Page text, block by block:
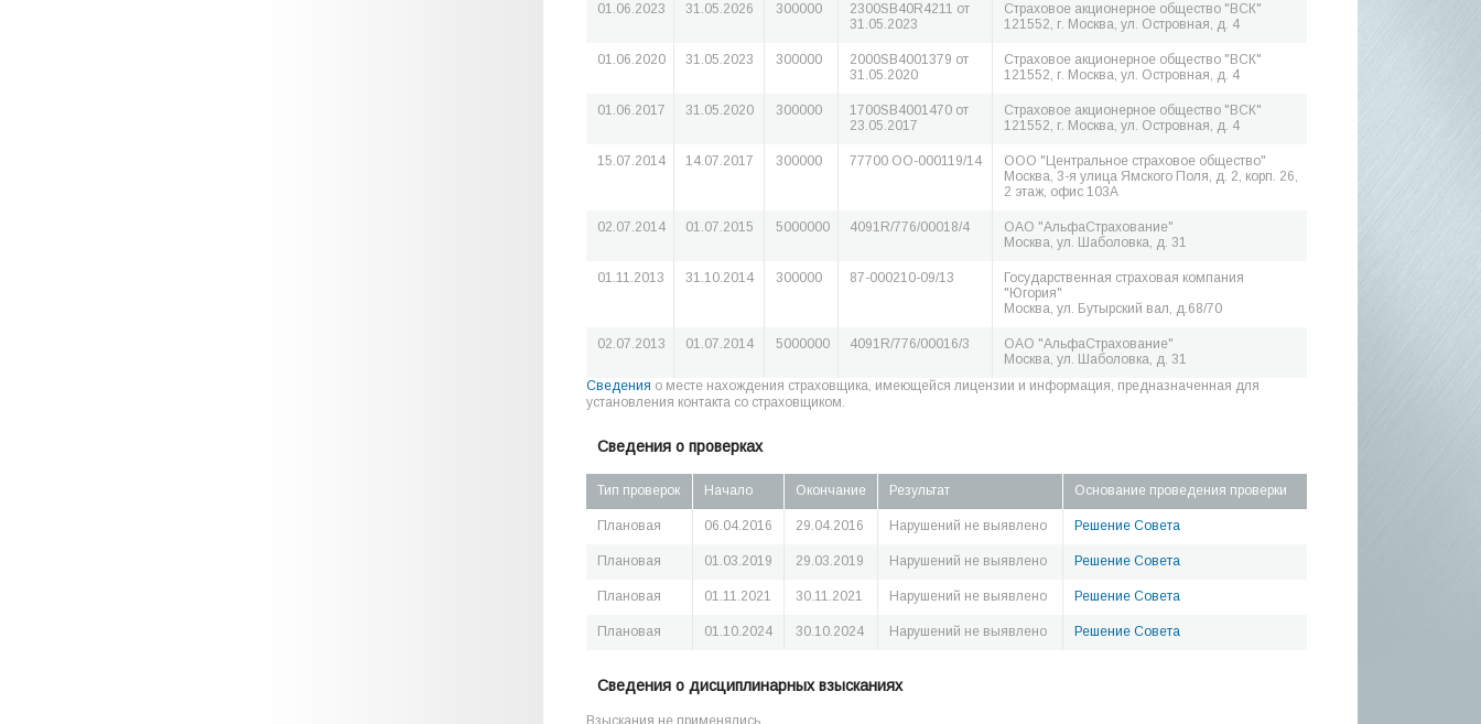
01.06.2023 31.05.2026 300000
2300SB40R4211 от
31.05.2023
Страховое акционерное общество "ВСК"
121552, г. Москва, ул. Островная, д. 4
01.06.2020 31.05.2023 300000
2000SB4001379 от
31.05.2020
Страховое акционерное общество "ВСК"
121552, г. Москва, ул. Островная, д. 4
01.06.2017 31.05.2020 300000
1700SB4001470 от
23.05.2017
Страховое акционерное общество "ВСК"
121552, г. Москва, ул. Островная, д. 4
15.07.2014 14.07.2017 300000 77700 ОО-000119/14
ООО "Центральное страховое общество"
Москва, 3-я улица Ямского Поля, д. 2, корп. 26,
2 этаж, офис 103А
02.07.2014 01.07.2015 5000000 4091R/776/00018/4
ОАО "АльфаСтрахование"
Москва, ул. Шаболовка, д. 31
01.11.2013 31.10.2014 300000 87-000210-09/13
Государственная страховая компания
"Югория"
Москва, ул. Бутырский вал, д.68/70
02.07.2013 01.07.2014 5000000 4091R/776/00016/3
ОАО "АльфаСтрахование"
Москва, ул. Шаболовка, д. 31
Сведения о месте нахождения страховщика, имеющейся лицензии и информация, предназначенная для
установления контакта со страховщиком.
Сведения о проверках
Тип проверок Начало Окончание Результат Основание проведения проверки
Плановая 06.04.2016 29.04.2016 Нарушений не выявлено Решение Совета
Плановая 01.03.2019 29.03.2019 Нарушений не выявлено Решение Совета
Плановая 01.11.2021 30.11.2021 Нарушений не выявлено Решение Совета
Плановая 01.10.2024 30.10.2024 Нарушений не выявлено Решение Совета
Сведения о дисциплинарных взысканиях
Взыскания не применялись.